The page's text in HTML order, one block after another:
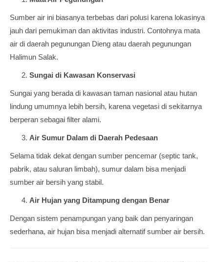
Sumber air ini biasanya terbebas dari polusi karena lokasinya
jauh dari pemukiman dan aktivitas industri. Contohnya mata
air di daerah pegunungan Dieng atau daerah pegunungan
Halimun Salak.
Sungai di Kawasan Konservasi
Sungai yang berada di kawasan taman nasional atau hutan
lindung umumnya lebih bersih, karena vegetasi di sekitarnya
berperan sebagai filter alami.
Air Sumur Dalam di Daerah Pedesaan
Selama tidak dekat dengan sumber pencemar (septic tank,
pabrik, atau saluran limbah), sumur dalam bisa menjadi
sumber air bersih yang stabil.
Air Hujan yang Ditampung dengan Benar
Dengan sistem penampungan yang baik dan penyaringan
sederhana, air hujan bisa menjadi alternatif sumber air bersih.